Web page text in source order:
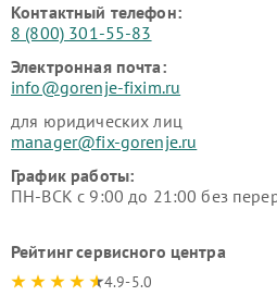
Контактный телефон:
8 (800) 301-55-83
Электронная почта:
info@gorenje-fixim.ru
для юридических лиц
manager@fix-gorenje.ru
График работы:
ПН-ВСК с 9:00 до 21:00 без
Рейтинг сервисного центра
4.9-5.0